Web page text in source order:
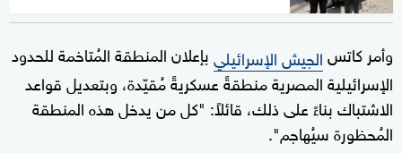
وأمر كاتسالجيش الإسرائيليبإعلان المنطقة المُتاخمة للحدود
الإسرائيلية المصرية منطقةً عسكريةً مُقيّدة، وبتعديل قواعد
الاشتباك بناءً على ذلك، قائلاً: "كل من يدخل هذه المنطقة
المُحظورة سيُهاجم".